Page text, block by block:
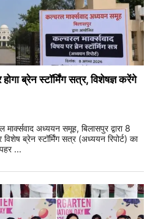
ब्रेन स्टॉर्मिंग सत्र, विशेषज्ञ करेंगे
अध्ययन समूह, बिलासपुर द्वारा 8
ब्रेन स्टॉर्मिंग सत्र (अध्ययन रिपोर्ट) का
...